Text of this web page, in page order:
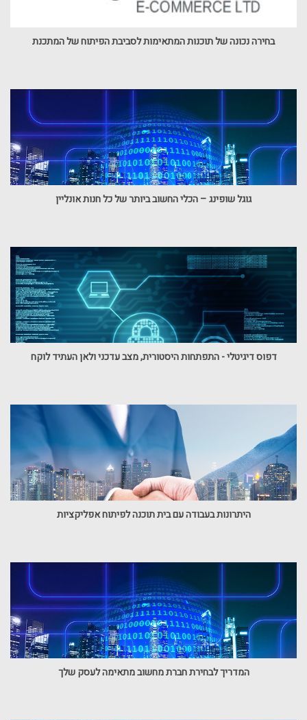
בחירה נכונה של תוכנות המתאימות לסביבת הפיתוח של המתכנת
גוגל שופינג – הכלי החשוב ביותר של כל חנות אונליין
דפוס דיגיטלי - התפתחות היסטורית, מצב עדכני ולאן העתיד לוקח
היתרונות בעבודה עם בית תוכנה לפיתוח אפליקציות
המדריך לבחירת חברת מחשוב מתאימה לעסק שלך